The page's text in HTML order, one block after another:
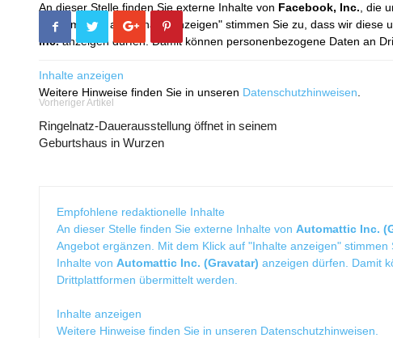
An dieser Stelle finden Sie externe Inhalte von Facebook, Inc. , die
Mit dem Klick auf "Inhalte anzeigen" stimmen Sie zu, dass wir diese
Inc.anzeigen dürfen. Damit können personenbezogene Daten an
Inhalte anzeigen
Weitere Hinweise finden Sie in unseren Datenschutzhinweisen
Vorheriger Artikel
Ringelnatz-Dauerausstellung öffnet in seinem
Geburtshaus in Wurzen
Empfohlene redaktionelle Inhalte
An dieser Stelle finden Sie externe Inhalte von Automattic Inc.
Angebot ergänzen. Mit dem Klick auf "Inhalte anzeigen"
Inhalte von Automattic Inc. (Gravatar) anzeigen dürfen. Damit
Drittplattformen übermittelt werden.
Inhalte anzeigen
Weitere Hinweise finden Sie in unseren Datenschutzhinweisen